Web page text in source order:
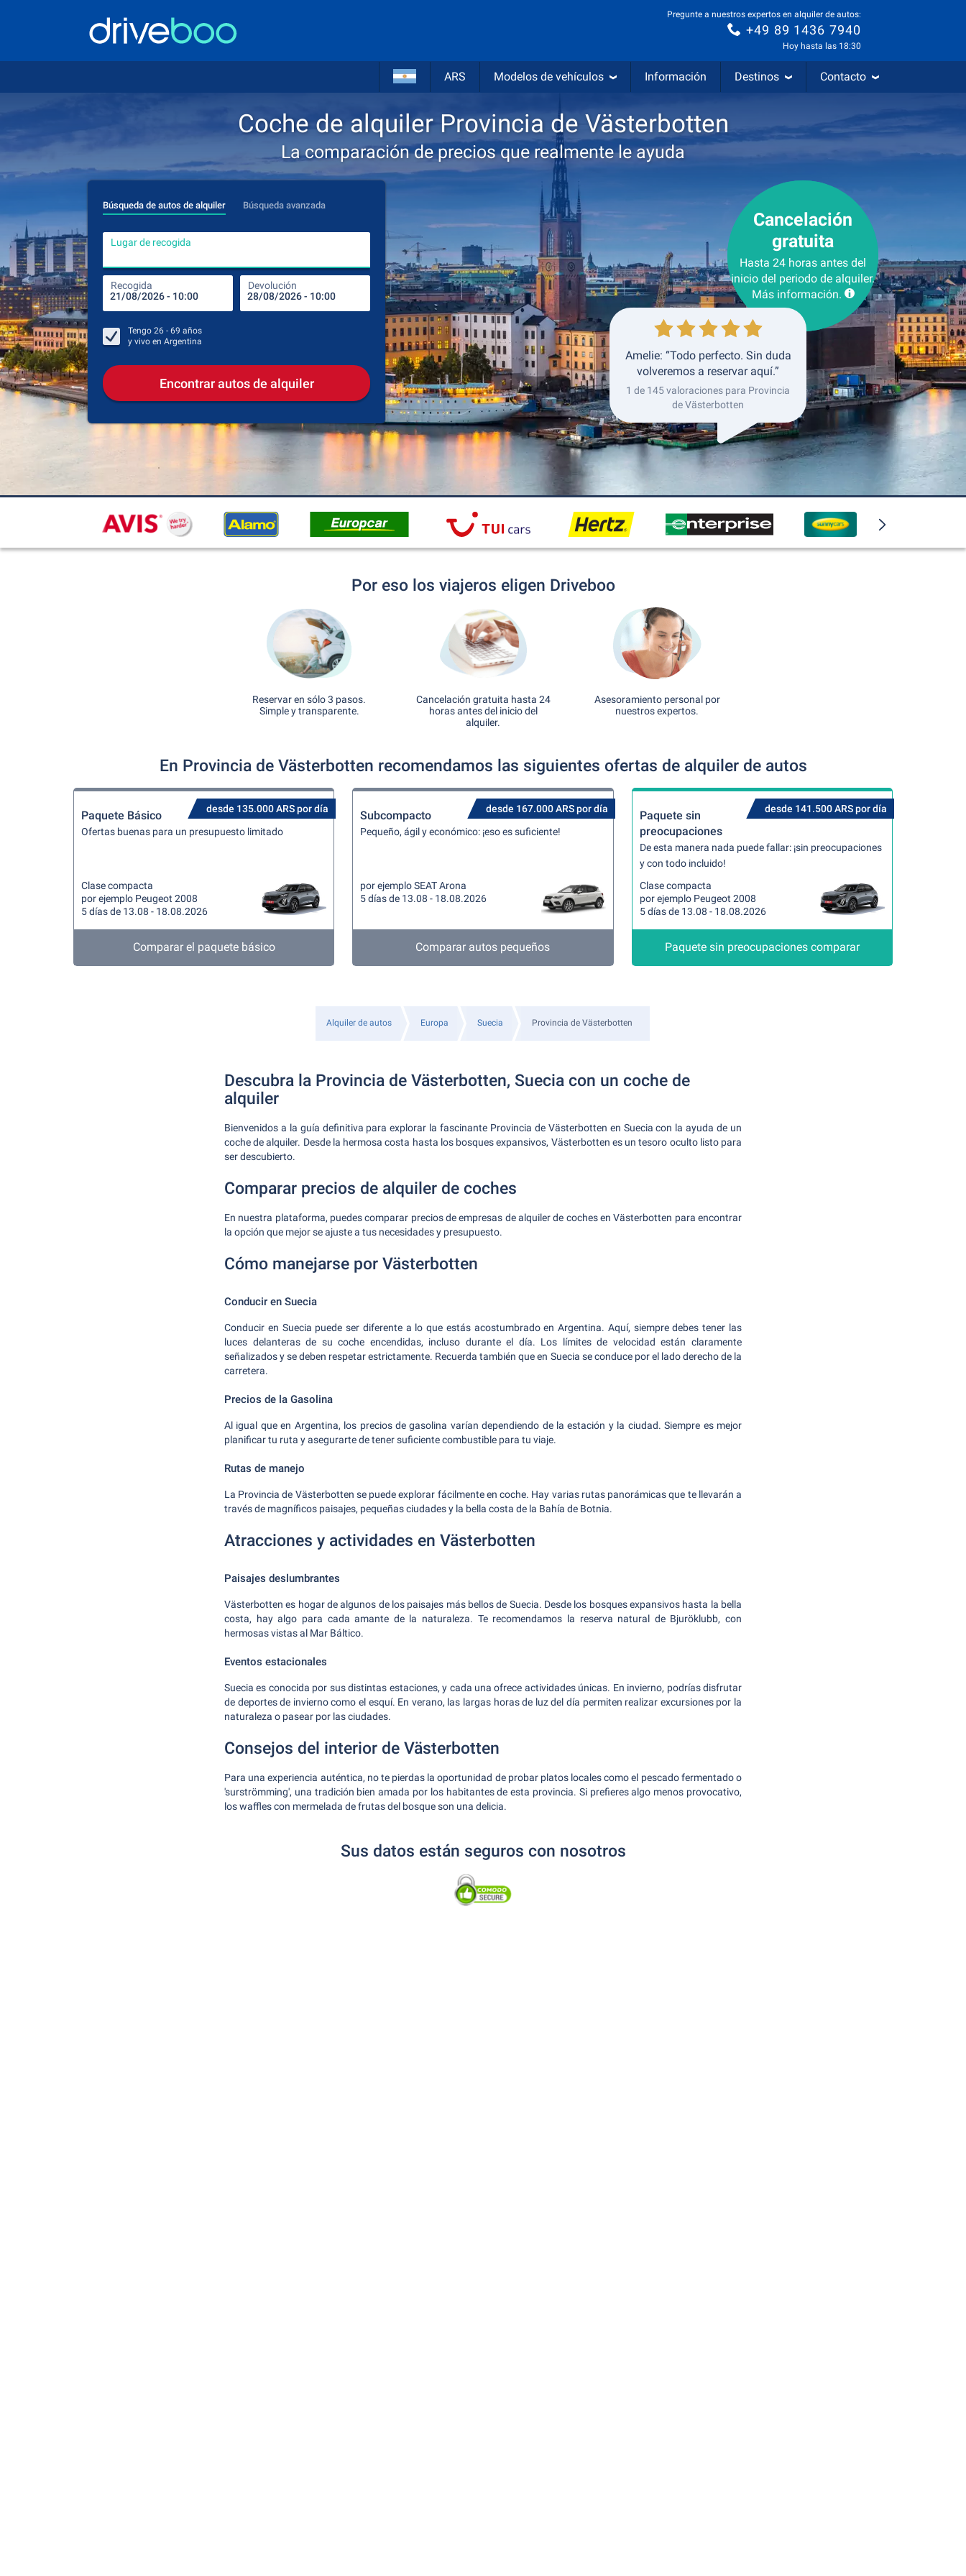
Pregunte a nuestros expertos en alquiler de autos:
+49 89 1436 7940
Hoy hasta las 18:30
ARS Modelos de vehículos Información Destinos Contacto
Coche de alquiler Provincia de Västerbotten
La comparación de precios que realmente le ayuda
Búsqueda de autos de alquiler Búsqueda avanzada
Lugar de recogida
Recogida Devolución
Lugar de recogida
Lugar de devolución
Recogida Devolución
Tengo 26 - 69 años
y vivo en Argentina
Encontrar autos de alquiler
Cancelación
gratuita
Hasta 24 horas antes del
inicio del periodo de alquiler.
Más información.
Amelie: “Todo perfecto. Sin duda
volveremos a reservar aquí.”
1 de 145 valoraciones para Provincia
de Västerbotten
Por eso los viajeros eligen Driveboo
Reservar en sólo 3 pasos.
Simple y transparente.
Cancelación gratuita hasta 24
horas antes del inicio del
alquiler.
Asesoramiento personal por
nuestros expertos.
En Provincia de Västerbotten recomendamos las siguientes ofertas de alquiler de autos
desde 135.000 ARS por día
Paquete Básico
Ofertas buenas para un presupuesto limitado
Clase compacta
por ejemplo Peugeot 2008
5 días de 13.08 - 18.08.2026
Comparar el paquete básico
desde 167.000 ARS por día
Subcompacto
Pequeño, ágil y económico: ¡eso es suficiente!
por ejemplo SEAT Arona
5 días de 13.08 - 18.08.2026
Comparar autos pequeños
desde 141.500 ARS por día
Paquete sin
preocupaciones
De esta manera nada puede fallar: ¡sin preocupaciones
y con todo incluido!
Clase compacta
por ejemplo Peugeot 2008
5 días de 13.08 - 18.08.2026
Paquete sin preocupaciones comparar
Alquiler de autos Europa Suecia Provincia de Västerbotten
Descubra la Provincia de Västerbotten, Suecia con un coche de
alquiler
Bienvenidos a la guía definitiva para explorar la fascinante Provincia de Västerbotten en Suecia con la ayuda de un
coche de alquiler. Desde la hermosa costa hasta los bosques expansivos, Västerbotten es un tesoro oculto listo para
ser descubierto.
Comparar precios de alquiler de coches
En nuestra plataforma, puedes comparar precios de empresas de alquiler de coches en Västerbotten para encontrar
la opción que mejor se ajuste a tus necesidades y presupuesto.
Cómo manejarse por Västerbotten
Conducir en Suecia
Conducir en Suecia puede ser diferente a lo que estás acostumbrado en Argentina. Aquí, siempre debes tener las
luces delanteras de su coche encendidas, incluso durante el día. Los límites de velocidad están claramente
señalizados y se deben respetar estrictamente. Recuerda también que en Suecia se conduce por el lado derecho de la
carretera.
Precios de la Gasolina
Al igual que en Argentina, los precios de gasolina varían dependiendo de la estación y la ciudad. Siempre es mejor
planificar tu ruta y asegurarte de tener suficiente combustible para tu viaje.
Rutas de manejo
La Provincia de Västerbotten se puede explorar fácilmente en coche. Hay varias rutas panorámicas que te llevarán a
través de magníficos paisajes, pequeñas ciudades y la bella costa de la Bahía de Botnia.
Atracciones y actividades en Västerbotten
Paisajes deslumbrantes
Västerbotten es hogar de algunos de los paisajes más bellos de Suecia. Desde los bosques expansivos hasta la bella
costa, hay algo para cada amante de la naturaleza. Te recomendamos la reserva natural de Bjuröklubb, con
hermosas vistas al Mar Báltico.
Eventos estacionales
Suecia es conocida por sus distintas estaciones, y cada una ofrece actividades únicas. En invierno, podrías disfrutar
de deportes de invierno como el esquí. En verano, las largas horas de luz del día permiten realizar excursiones por la
naturaleza o pasear por las ciudades.
Consejos del interior de Västerbotten
Para una experiencia auténtica, no te pierdas la oportunidad de probar platos locales como el pescado fermentado o
'surströmming', una tradición bien amada por los habitantes de esta provincia. Si prefieres algo menos provocativo,
los waffles con mermelada de frutas del bosque son una delicia.
Sus datos están seguros con nosotros